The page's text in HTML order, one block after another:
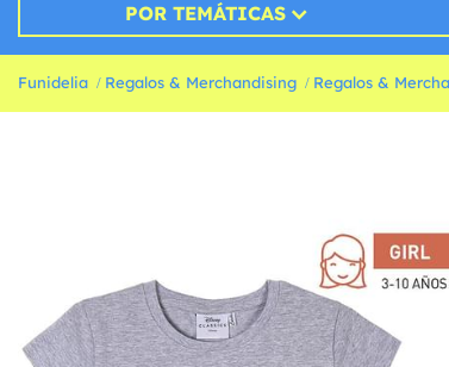
POR TEMÁTICAS
Funidelia Regalos & Merchandising Regalos &